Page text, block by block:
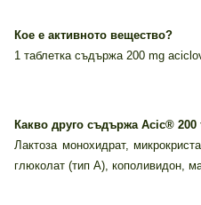
Кое е активното вещество?
1 таблетка съдържа 200 mg
Какво друго съдържа Acic® 200
Лактоза монохидрат,
глюколат (тип А), кополивидон,